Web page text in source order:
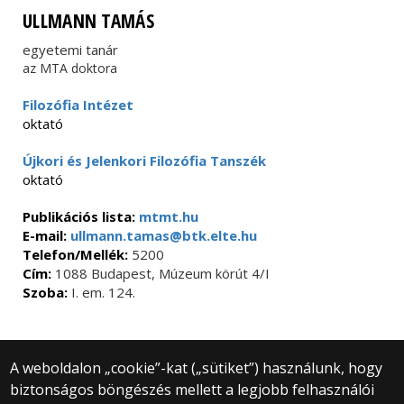
ULLMANN TAMÁS
egyetemi tanár
az MTA doktora
Filozófia Intézet
oktató
Újkori és Jelenkori Filozófia Tanszék
oktató
Publikációs lista: mtmt.hu
E-mail: ullmann.tamas@btk.elte.hu
Telefon/Mellék: 5200
Cím: 1088 Budapest, Múzeum körút 4/I
Szoba: I. em. 124.
A weboldalon „cookie”-kat („sütiket”) használunk, hogy
biztonságos böngészés mellett a legjobb felhasználói
© 2025 Eötvös Loránd Tudományegyetem